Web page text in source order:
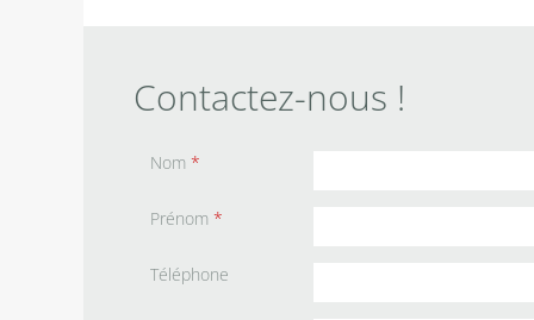
Contactez-nous !
Nom *
Prénom *
Téléphone